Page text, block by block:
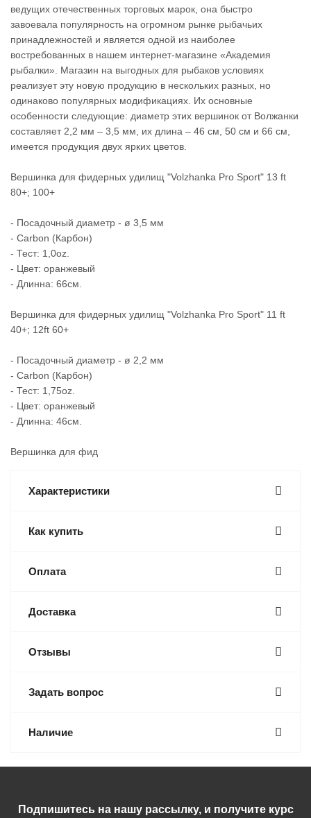
ведущих отечественных торговых марок, она быстро
завоевала популярность на огромном рынке рыбачьих
принадлежностей и является одной из наиболее
востребованных в нашем интернет-магазине «Академия
рыбалки». Магазин на выгодных для рыбаков условиях
реализует эту новую продукцию в нескольких разных, но
одинаково популярных модификациях. Их основные
особенности следующие: диаметр этих вершинок от Волжанки
составляет 2,2 мм – 3,5 мм, их длина – 46 см, 50 см и 66 см,
имеется продукция двух ярких цветов.
Вершинка для фидерных удилищ "Volzhanka Pro Sport" 13 ft
80+; 100+
- Посадочный диаметр - ø 3,5 мм
- Carbon (Карбон)
- Тест: 1,0oz.
- Цвет: оранжевый
- Длинна: 66см.
Вершинка для фидерных удилищ "Volzhanka Pro Sport" 11 ft
40+; 12ft 60+
- Посадочный диаметр - ø 2,2 мм
- Carbon (Карбон)
- Тест: 1,75oz.
- Цвет: оранжевый
- Длинна: 46см.
Вершинка для фид
Характеристики
Как купить
Оплата
Доставка
Отзывы
Задать вопрос
Наличие
Подпишитесь на нашу рассылку, и получите курс